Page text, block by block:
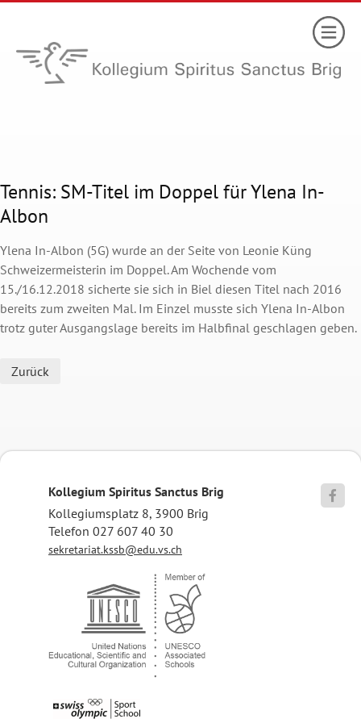
Tennis: SM-Titel im Doppel für Ylena In-
Albon
Ylena In-Albon (5G) wurde an der Seite von Leonie Küng
Schweizermeisterin im Doppel. Am Wochende vom
15./16.12.2018 sicherte sie sich in Biel diesen Titel nach 2016
bereits zum zweiten Mal. Im Einzel musste sich Ylena In-Albon
trotz guter Ausgangslage bereits im Halbfinal geschlagen geben.
Zurück
Kollegium Spiritus Sanctus Brig
Kollegiumsplatz 8, 3900 Brig
Telefon 027 607 40 30
sekretariat.kssb@edu.vs.ch
